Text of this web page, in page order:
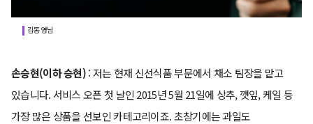
김동영님
손승현(이하 승현): 저는 현재 신선식품 부문에서 채소 팀장을 맡고
있습니다. 서비스 오픈 첫 날인 2015년 5월 21일에 상추, 깻잎, 케일 등
가장 많은 상품을 선보인 카테고리이죠. 초창기에는 과일도